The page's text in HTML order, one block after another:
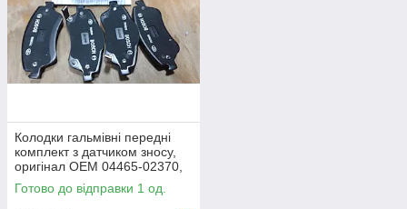
Колодки гальмівні передні
комплект з датчиком зносу,
оригінал OEM 04465-02370,
04465-02210 Corolla, Auris
Готово до відправки 1 од.